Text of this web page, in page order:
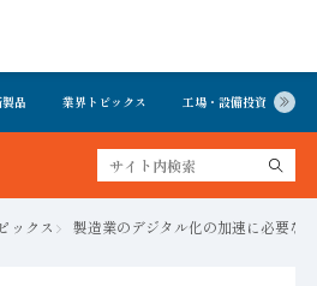
製品 業界トピックス 工場・設備投資
FA・製造業界の最新動向がまとめて分
ックス 製造業のデジタル化の加速に必要な